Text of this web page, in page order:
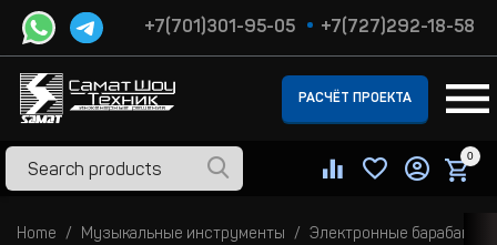
+7(701)301-95-05 +7(727)292-18-58
РАСЧЁТ ПРОЕКТА
0
Home Музыкальные инструменты Электронные барабаны